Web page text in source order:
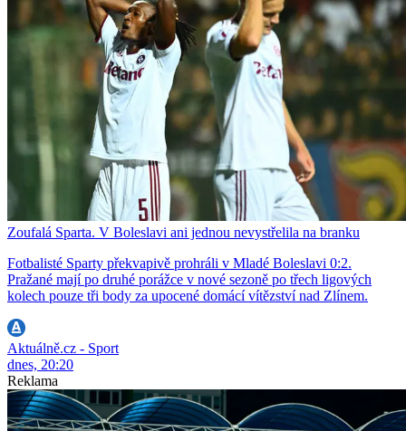
Zoufalá Sparta. V Boleslavi ani jednou nevystřelila na branku
Fotbalisté Sparty překvapivě prohráli v Mladé Boleslavi 0:2.
Pražané mají po druhé porážce v nové sezoně po třech ligových
kolech pouze tři body za upocené domácí vítězství nad Zlínem.
Aktuálně.cz - Sport
dnes, 20:20
Reklama